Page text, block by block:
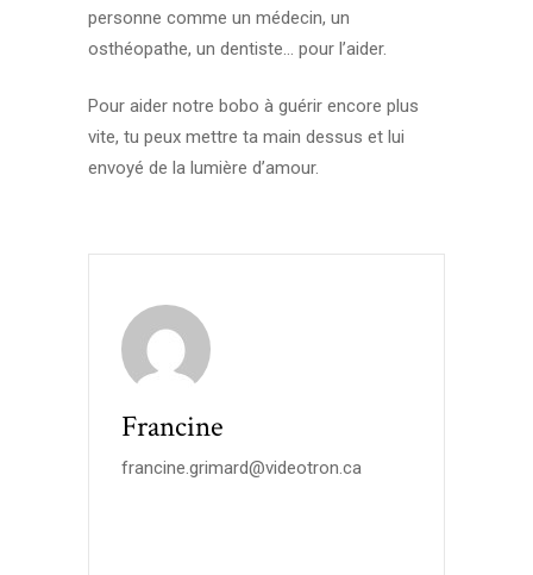
personne comme un médecin, un
osthéopathe, un dentiste… pour l’aider.
Pour aider notre bobo à guérir encore plus
vite, tu peux mettre ta main dessus et lui
envoyé de la lumière d’amour.
Francine
francine.grimard@videotron.ca